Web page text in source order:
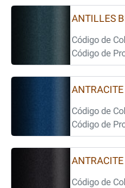
ANTILLES
Código de
Código de
Código de
Código de
Código de